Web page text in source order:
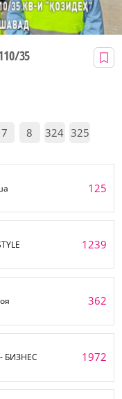
35
7 8 324 325
125
1239
362
БИЗНЕС 1972